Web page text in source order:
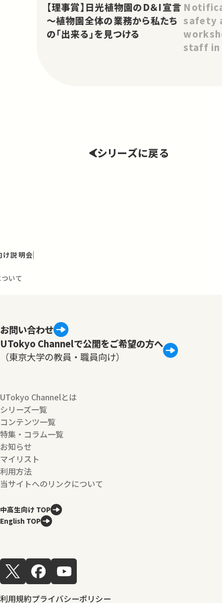
【理事賞】日光植物園のD＆I宣言
～植物園全体の業務から私たち
の「出来る」を見つける
safety
staff in
シリーズに戻る
け説明会
いて
お問い合わせ
UTokyo Channelで公開をご希望の方へ
（東京大学の教員・職員向け）
UTokyo Channelとは
シリーズ一覧
コンテンツ一覧
特集・コラム一覧
お知らせ
マイリスト
利用方法
当サイトへのリンクについて
中高生向け TOP
English TOP
利用規約プライバシーポリシー